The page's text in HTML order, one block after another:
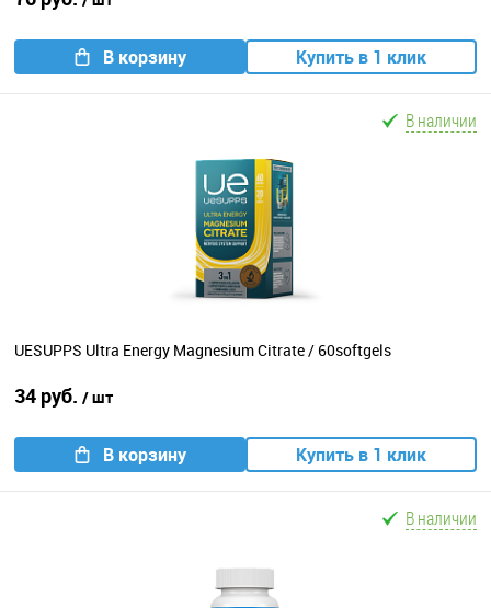
В корзину Купить в 1 клик
В наличии
UESUPPS Ultra Energy Magnesium Citrate / 60softgels
34 руб. / шт
В корзину Купить в 1 клик
В наличии